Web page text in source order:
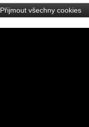
Přijmout všechny cookies